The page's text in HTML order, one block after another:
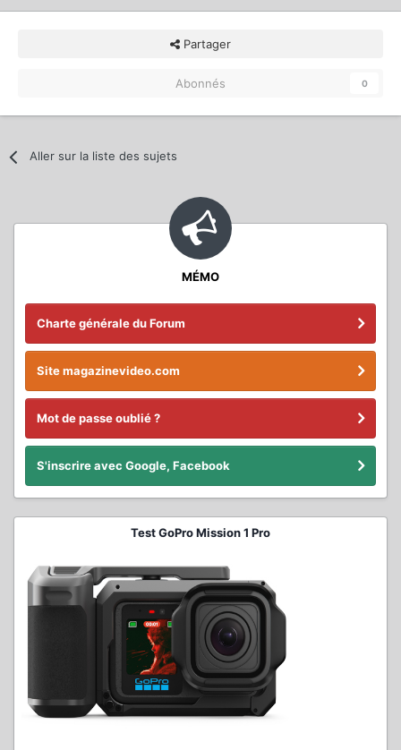
Partager
Abonnés 0
Aller sur la liste des sujets
MÉMO
Charte générale du Forum
Site magazinevideo.com
Mot de passe oublié ?
S'inscrire avec Google, Facebook
Test GoPro Mission 1 Pro